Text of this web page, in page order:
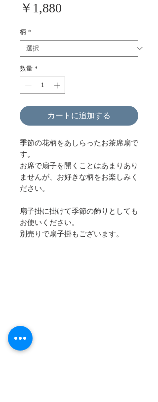
￥1,880
柄 *
数量 *
カートに追加する
季節の花柄をあしらったお茶席扇で
す。
お席で扇子を開くことはあまりあり
ませんが、お好きな柄をお楽しみく
ださい。
扇子掛に掛けて季節の飾りとしても
お使いください。
別売りで扇子掛もございます。